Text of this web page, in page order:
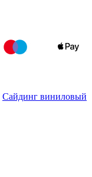
Сайдинг виниловый